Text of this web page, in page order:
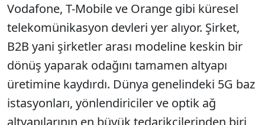
Vodafone, T-Mobile ve Orange gibi küresel
telekomünikasyon devleri yer alıyor. Şirket,
B2B yani şirketler arası modeline keskin bir
dönüş yaparak odağını tamamen altyapı
üretimine kaydırdı. Dünya genelindeki 5G baz
istasyonları, yönlendiriciler ve optik ağ
altyapılarının en büyük tedarikçilerinden biri